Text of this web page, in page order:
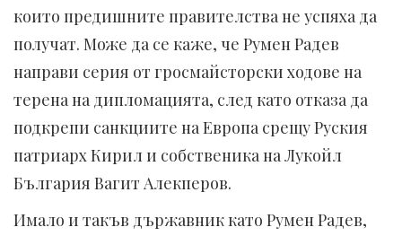
които предишните правителства не успяха да
получат. Може да се каже, че Румен Радев
направи серия от гросмайсторски ходове на
терена на дипломацията, след като отказа да
подкрепи санкциите на Европа срещу Руския
патриарх Кирил и собственика на Лукойл
България Вагит Алекперов.
Имало и такъв държавник като Румен Радев,